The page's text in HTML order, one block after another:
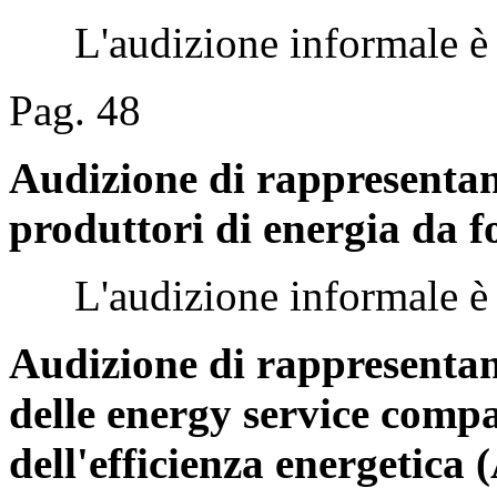
L'audizione informale è
Pag. 48
Audizione di
produttori di energia da
L'audizione informale è
Audizione di
delle energy service
dell'efficienza energetica